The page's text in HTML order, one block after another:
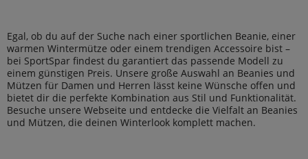
Egal, ob du auf der Suche nach einer sportlichen Beanie, einer
warmen Wintermütze oder einem trendigen Accessoire bist –
bei SportSpar findest du garantiert das passende Modell zu
einem günstigen Preis. Unsere große Auswahl an Beanies und
Mützen für Damen und Herren lässt keine Wünsche offen und
bietet dir die perfekte Kombination aus Stil und Funktionalität.
Besuche unsere Webseite und entdecke die Vielfalt an Beanies
und Mützen, die deinen Winterlook komplett machen.